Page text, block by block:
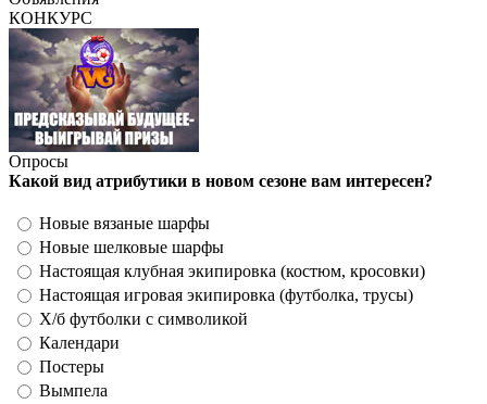
КОНКУРС
Опросы
Какой вид атрибутики в новом сезоне вам интересен?
Новые вязаные шарфы
Новые шелковые шарфы
Настоящая клубная экипировка (костюм, кросовки)
Настоящая игровая экипировка (футболка, трусы)
Х/б футболки с символикой
Календари
Постеры
Вымпела